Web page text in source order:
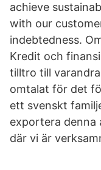
achieve
with our
indebtedness.
Kredit och
tilltro till
omtalat för det
ett svenskt
exportera denna
där vi är